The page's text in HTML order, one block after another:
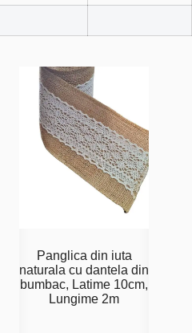
Panglica din iuta
naturala cu dantela din
bumbac, Latime 10cm,
Lungime 2m